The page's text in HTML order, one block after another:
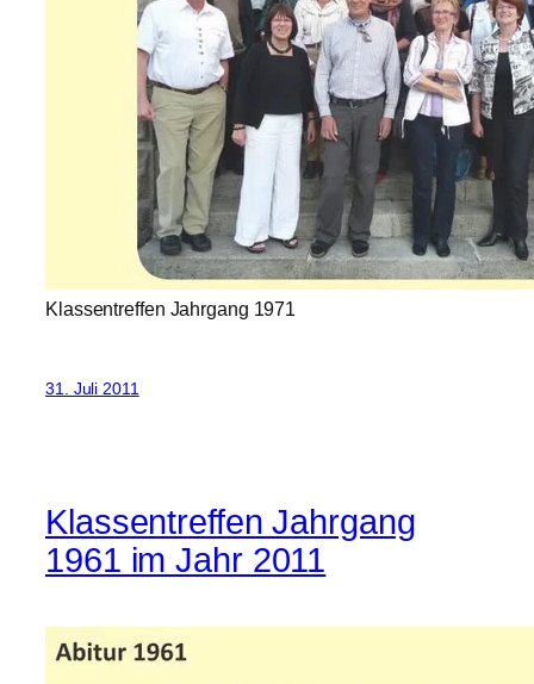
Klassentreffen Jahrgang 1971
31. Juli 2011
Klassentreffen Jahrgang
1961 im Jahr 2011